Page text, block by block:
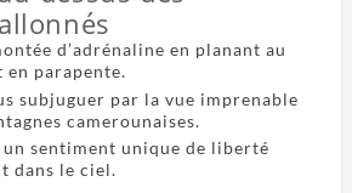
d’adrénaline en planant au
en parapente.
subjuguer par la vue imprenable
camerounaises.
un sentiment unique de liberté
dans le ciel.